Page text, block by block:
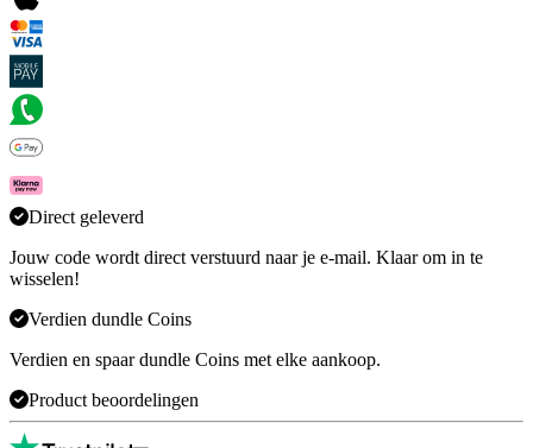
Direct geleverd
Jouw code wordt direct verstuurd naar je e-mail. Klaar om in te
wisselen!
Verdien dundle Coins
Verdien en spaar dundle Coins met elke aankoop.
Product beoordelingen